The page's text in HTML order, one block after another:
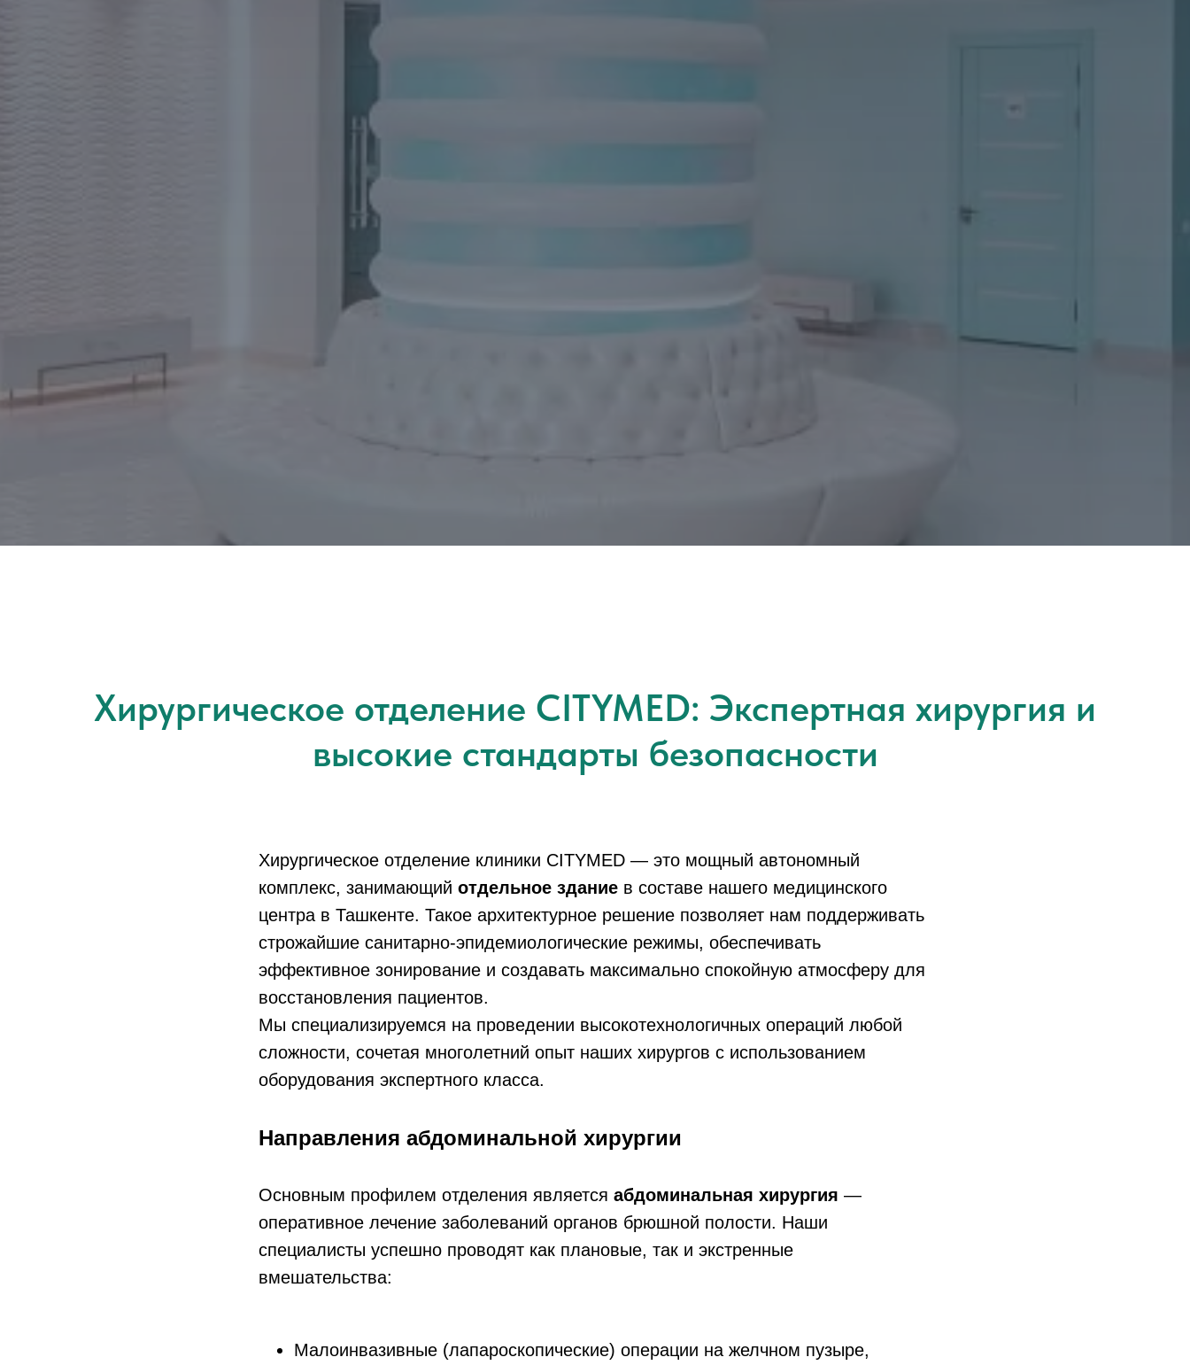
Хирургическое отделение CITYMED: Экспертная хирургия и
высокие стандарты безопасности
Хирургическое отделение клиники CITYMED — это мощный автономный
комплекс, занимающий отдельное здание в составе нашего медицинского
центра в Ташкенте. Такое архитектурное решение позволяет нам поддерживать
строжайшие санитарно-эпидемиологические режимы, обеспечивать
эффективное зонирование и создавать максимально спокойную атмосферу для
восстановления пациентов.
Мы специализируемся на проведении высокотехнологичных операций любой
сложности, сочетая многолетний опыт наших хирургов с использованием
оборудования экспертного класса.
Направления абдоминальной хирургии
Основным профилем отделения является абдоминальная хирургия —
оперативное лечение заболеваний органов брюшной полости. Наши
специалисты успешно проводят как плановые, так и экстренные
вмешательства:
Малоинвазивные (лапароскопические) операции на желчном пузыре,